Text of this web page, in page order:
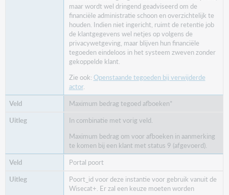
maar wordt wel dringend geadviseerd om de
financiële administratie schoon en overzichtelijk te
houden. Indien niet ingericht, ruimt de retentie job
de klantgegevens wel netjes op volgens de
privacywetgeving, maar blijven hun financiële
tegoeden eindeloos in het systeem zweven zonder
gekoppelde klant.
Zie ook: Openstaande tegoeden bij verwijderde
actor.
Maximum bedrag tegoed afboeken*
In combinatie met vorig veld.
Maximum bedrag om voor afboeken in aanmerking
te komen bij een klant met status 9 (afgevoerd).
Portal poort
Poort_id voor deze instantie voor gebruik vanuit de
Wisecat+. Er zal een keuze moeten worden